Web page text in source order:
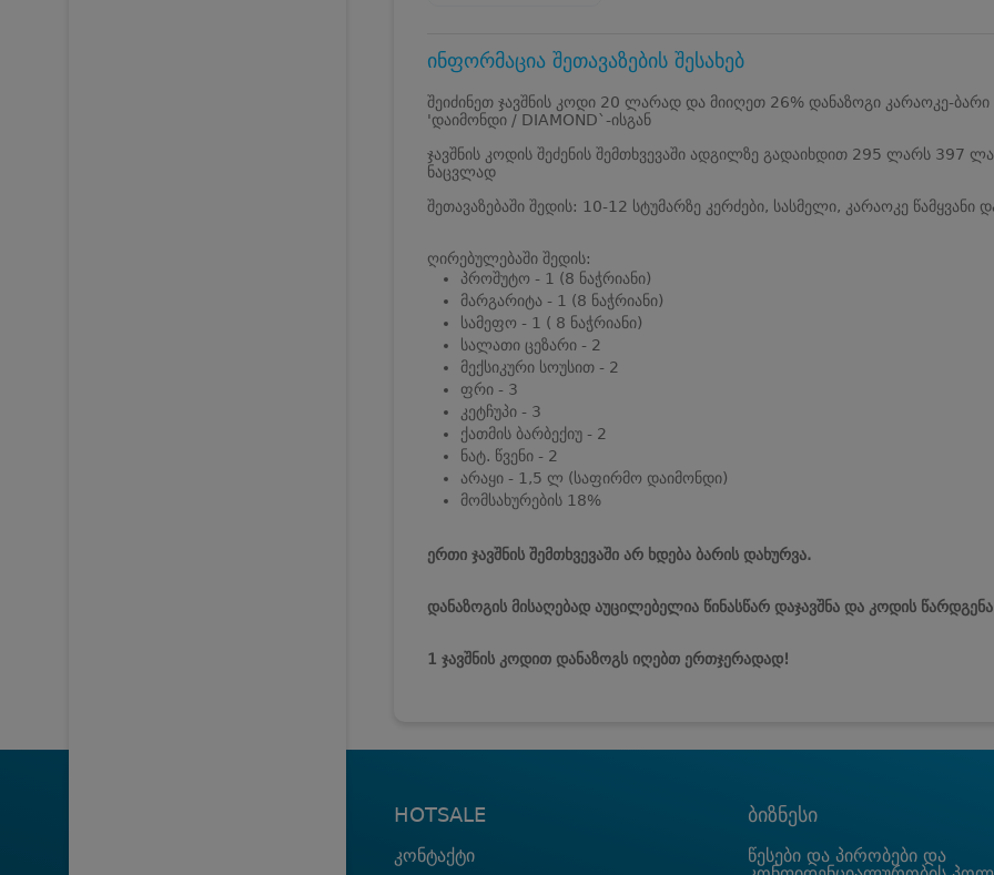
ინფორმაცია შეთავაზების შესახებ
შეიძინეთ ჯავშნის კოდი 20 ლარად და მიიღეთ 26% დანაზოგი კარაოკე-ბარი
'დაიმონდი / DIAMOND`-ისგან
ჯავშნის კოდის შეძენის შემთხვევაში ადგილზე გადაიხდით 295 ლარს 397
ნაცვლად
შეთავაზებაში შედის: 10-12 სტუმარზე კერძები, სასმელი, კარაოკე წამყვანი
ღირებულებაში შედის:
პროშუტო - 1 (8 ნაჭრიანი)
მარგარიტა - 1 (8 ნაჭრიანი)
სამეფო - 1 ( 8 ნაჭრიანი)
სალათი ცეზარი - 2
მექსიკური სოუსით - 2
ფრი - 3
კეტჩუპი - 3
ქათმის ბარბექიუ - 2
ნატ. წვენი - 2
არაყი - 1,5 ლ (საფირმო დაიმონდი)
მომსახურების 18%
ერთი ჯავშნის შემთხვევაში არ ხდება ბარის დახურვა.
დანაზოგის მისაღებად აუცილებელია წინასწარ დაჯავშნა და კოდის
1 ჯავშნის კოდით დანაზოგს იღებთ ერთჯერადად!
HOTSALE
კონტაქტი
ბიზნესი
წესები და პირობები და